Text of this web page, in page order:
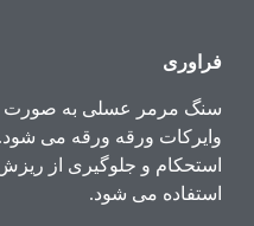
فراوری
سنگ مرمر عسلی به صورت
وایرکات ورقه ورقه می
استحکام و جلوگیری از
استفاده می شود.